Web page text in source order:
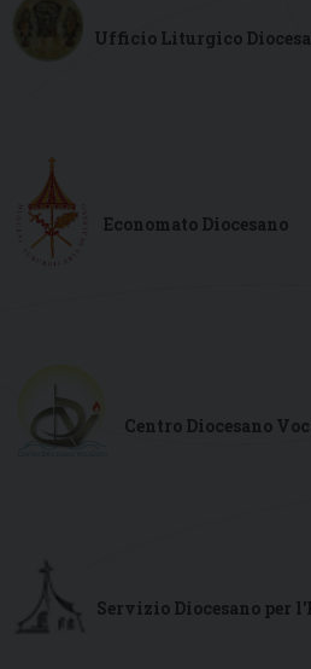
Ufficio Liturgico
Economato Diocesano
Centro Diocesano
Servizio Diocesano per